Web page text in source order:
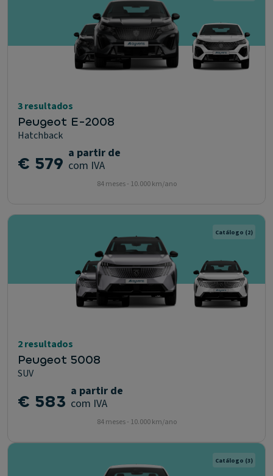
3 resultados
Peugeot E-2008
Hatchback
€ 579 a partir de
com IVA
84 meses - 10.000 km/ano
Catálogo (2)
2 resultados
Peugeot 5008
SUV
€ 583 a partir de
com IVA
84 meses - 10.000 km/ano
Catálogo (3)